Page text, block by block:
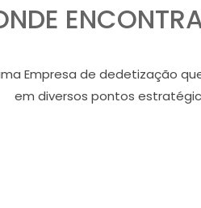
Empresa de dedetização
em diversos pontos